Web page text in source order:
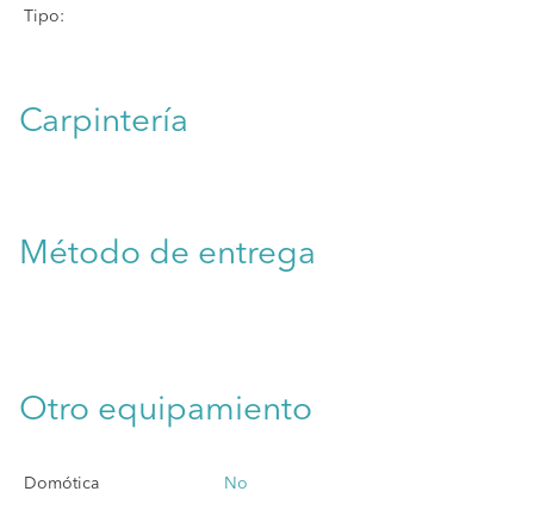
Tipo:
Carpintería
Método de entrega
Otro equipamiento
Domótica No